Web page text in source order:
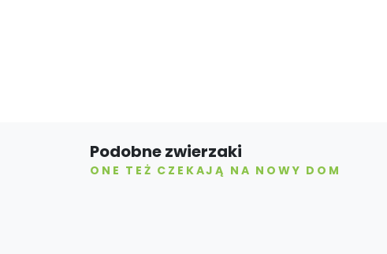
Podobne zwierzaki
ONE TEŻ CZEKAJĄ NA NOWY DOM